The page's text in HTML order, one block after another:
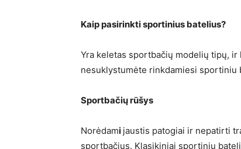
Kaip pasirinkti sportinius batelius?
Yra keletas sportbačių modelių tipų,
nesuklystumėte rinkdamiesi
Sportbačių rūšys
Norėdami jaustis patogiai ir nepatirti
sportbačius. Klasikiniai sportinių